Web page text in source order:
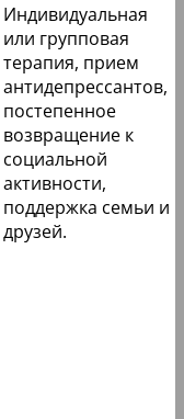
Индивидуальная
или групповая
терапия, прием
антидепрессантов,
постепенное
возвращение к
социальной
активности,
поддержка семьи и
друзей.